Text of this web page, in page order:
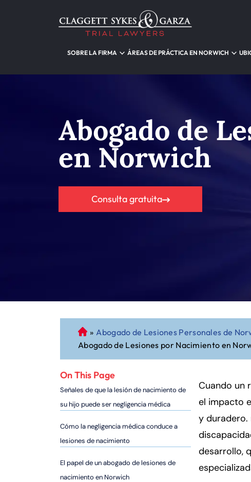
SOBRE LA FIRMA ÁREAS DE PRÁCTICA EN NORWICH
Abogado de
en Norwich
Consulta gratuita
A
b
o
g
o
d
P
er
so
» Abogado de Lesiones Personales de
Abogado de Lesiones por Nacimiento en
On This Page
Señales de que la lesión de nacimiento de
su hijo puede ser negligencia médica
Cómo la negligencia médica conduce a
lesiones de nacimiento
El papel de un abogado de lesiones de
nacimiento en Norwich
Cuando un
el impacto
y duradero.
desarrollo,